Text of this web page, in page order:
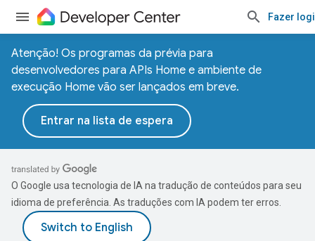
Fazer
Atenção! Os programas da prévia para
desenvolvedores para APIs Home e ambiente de
execução Home vão ser lançados em breve.
Entrar na lista de espera
O Google usa tecnologia de IA na tradução de conteúdos para seu
idioma de preferência. As traduções com IA podem ter erros.